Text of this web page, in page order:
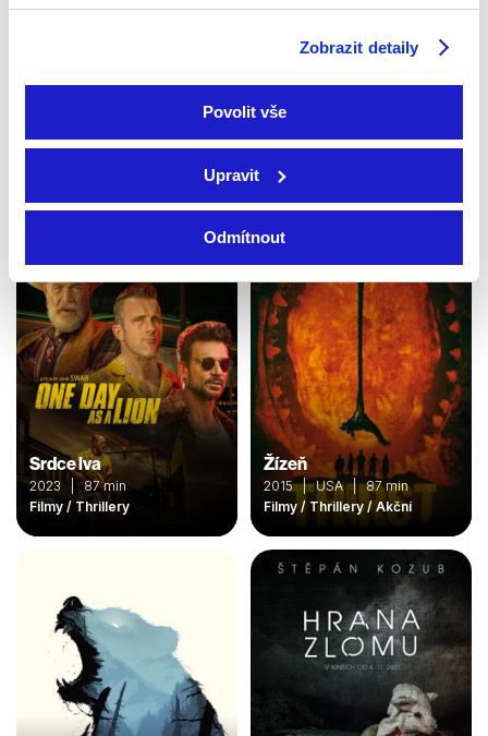
Zobrazit detaily
Povolit vše
Upravit
Odmítnout
1993 | USA | 108 min
Křižovatka smrti 3:
Tentokráte v Paříži
min
Srdce lva
2023 | 87 min
Filmy / Thrillery
Žízeň
2015 | USA | 87 min
Filmy / Thrillery / Akční